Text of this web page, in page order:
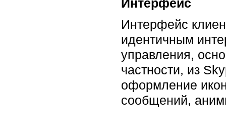
Интерфейс
Интерфейс
идентичным
управления,
частности, из
оформление
сообщений,